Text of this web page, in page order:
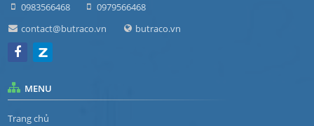
0983566468
0979566468
contact@butraco.vn
butraco.vn
MENU
Trang chủ